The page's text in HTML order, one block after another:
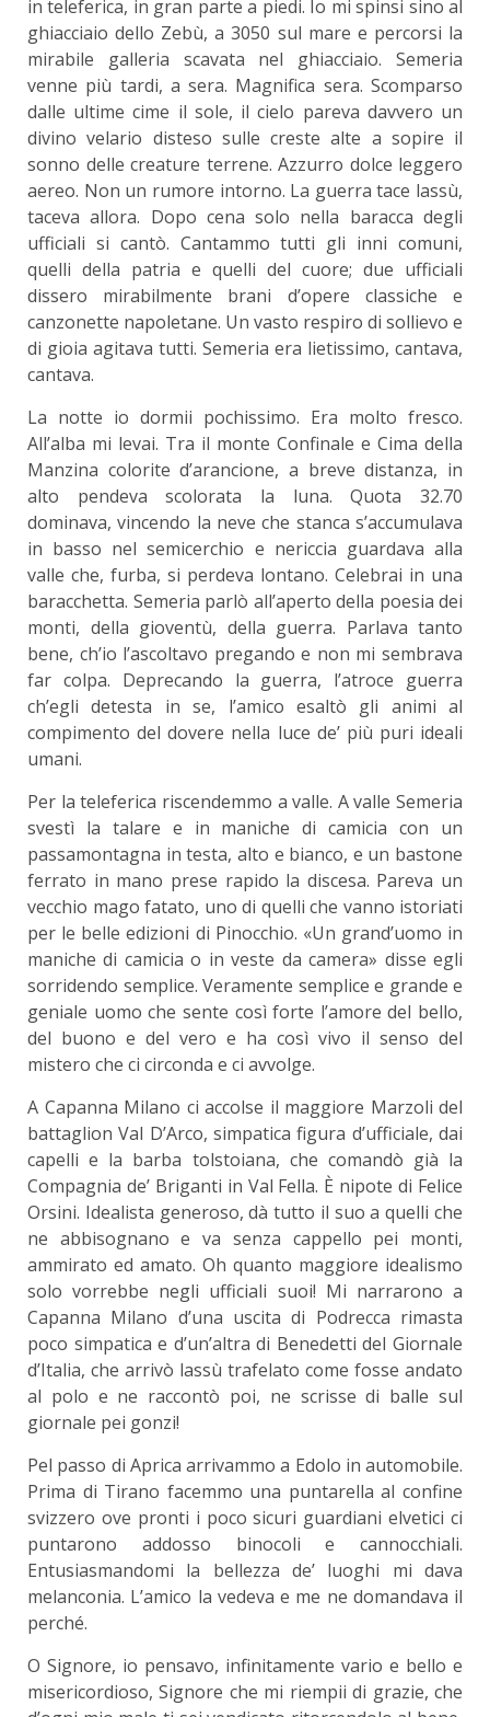
in teleferica, in gran parte a piedi. Io mi spinsi sino al
ghiacciaio dello Zebù, a 3050 sul mare e percorsi la
mirabile galleria scavata nel ghiacciaio. Semeria
venne più tardi, a sera. Magnifica sera. Scomparso
dalle ultime cime il sole, il cielo pareva davvero un
divino velario disteso sulle creste alte a sopire il
sonno delle creature terrene. Azzurro dolce leggero
aereo. Non un rumore intorno. La guerra tace lassù,
taceva allora. Dopo cena solo nella baracca degli
ufficiali si cantò. Cantammo tutti gli inni comuni,
quelli della patria e quelli del cuore; due ufficiali
dissero mirabilmente brani d’opere classiche e
canzonette napoletane. Un vasto respiro di sollievo e
di gioia agitava tutti. Semeria era lietissimo, cantava,
cantava.
La notte io dormii pochissimo. Era molto fresco.
All’alba mi levai. Tra il monte Confinale e Cima della
Manzina colorite d’arancione, a breve distanza, in
alto pendeva scolorata la luna. Quota 32.70
dominava, vincendo la neve che stanca s’accumulava
in basso nel semicerchio e nericcia guardava alla
valle che, furba, si perdeva lontano. Celebrai in una
baracchetta. Semeria parlò all’aperto della poesia dei
monti, della gioventù, della guerra. Parlava tanto
bene, ch’io l’ascoltavo pregando e non mi sembrava
far colpa. Deprecando la guerra, l’atroce guerra
ch’egli detesta in se, l’amico esaltò gli animi al
compimento del dovere nella luce de’ più puri ideali
umani.
Per la teleferica riscendemmo a valle. A valle Semeria
svestì la talare e in maniche di camicia con un
passamontagna in testa, alto e bianco, e un bastone
ferrato in mano prese rapido la discesa. Pareva un
vecchio mago fatato, uno di quelli che vanno istoriati
per le belle edizioni di Pinocchio. «Un grand’uomo in
maniche di camicia o in veste da camera» disse egli
sorridendo semplice. Veramente semplice e grande e
geniale uomo che sente così forte l’amore del bello,
del buono e del vero e ha così vivo il senso del
mistero che ci circonda e ci avvolge.
A Capanna Milano ci accolse il maggiore Marzoli del
battaglion Val D’Arco, simpatica figura d’ufficiale, dai
capelli e la barba tolstoiana, che comandò già la
Compagnia de’ Briganti in Val Fella. È nipote di Felice
Orsini. Idealista generoso, dà tutto il suo a quelli che
ne abbisognano e va senza cappello pei monti,
ammirato ed amato. Oh quanto maggiore idealismo
solo vorrebbe negli ufficiali suoi! Mi narrarono a
Capanna Milano d’una uscita di Podrecca rimasta
poco simpatica e d’un’altra di Benedetti del Giornale
d’Italia, che arrivò lassù trafelato come fosse andato
al polo e ne raccontò poi, ne scrisse di balle sul
giornale pei gonzi!
Pel passo di Aprica arrivammo a Edolo in automobile.
Prima di Tirano facemmo una puntarella al confine
svizzero ove pronti i poco sicuri guardiani elvetici ci
puntarono addosso binocoli e cannocchiali.
Entusiasmandomi la bellezza de’ luoghi mi dava
melanconia. L’amico la vedeva e me ne domandava il
perché.
O Signore, io pensavo, infinitamente vario e bello e
misericordioso, Signore che mi riempii di grazie, che